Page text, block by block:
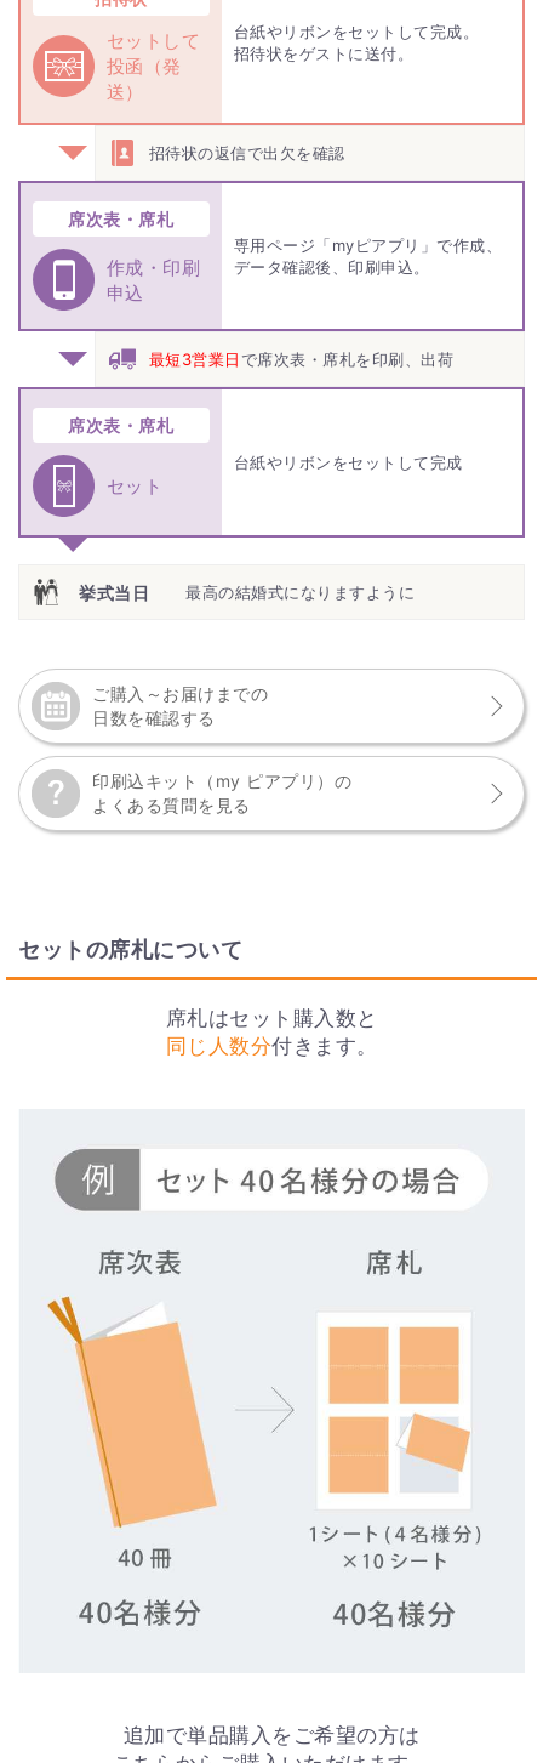
セットして
投函（発
送）
台紙やリボンをセットして完成。
招待状をゲストに送付。
招待状の返信で出欠を確認
席次表・席札
作成・印刷
申込
専用ページ「myピアプリ」で作成、
データ確認後、印刷申込。
最短3営業日で席次表・席札を印刷、出荷
席次表・席札
セット
台紙やリボンをセットして完成
挙式当日 最高の結婚式になりますように
ご購入～お届けまでの
日数を確認する
印刷込キット（my ピアプリ）の
よくある質問を見る
セットの席札について
席札はセット購入数と
同じ人数分付きます。
追加で単品購入をご希望の方は